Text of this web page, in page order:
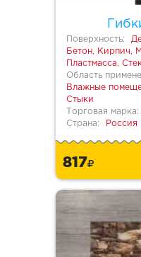
Поверхность:
Бетон, Кирпич,
Пластмасса,
Область
Влажные
Стыки
Торговая марка:
Страна:
Россия
817